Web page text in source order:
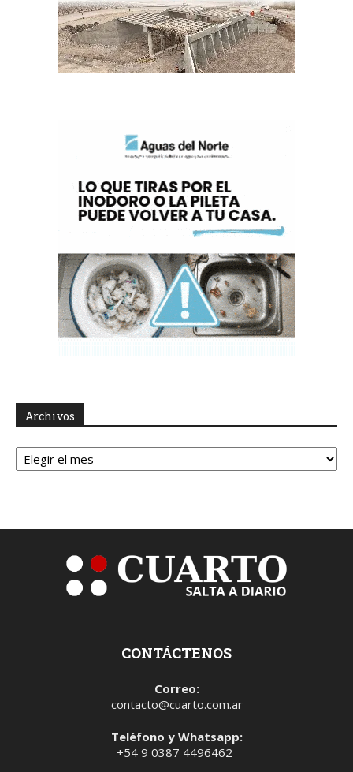
Archivos
Archivos
CONTÁCTENOS
Correo:
contacto@cuarto.com.ar
Teléfono y Whatsapp:
+54 9 0387 4496462